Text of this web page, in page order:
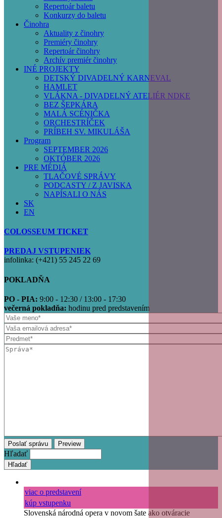
Repertoár baletu
Konkurzy do baletu
Činohra
Aktuality z činohry
Premiéry činohry
Repertoár činohry
Archív premiér činohry
INÉ PROJEKTY
DETSKÝ DIVADELNÝ KARNEVAL
HAMLET
VLÁKNA - DIVADELNÝ ATELIÉR NDKE
BEZ ŠEPKÁRA
MALÁ SCÉNIČKA
ORCHESTRÍČEK
PRÍBEH SV. MIKULÁŠA
Program
SEPTEMBER 2026
OKTÓBER 2026
PRE MÉDIÁ
TLAČOVÉ SPRÁVY
PODCASTY / Z JAVISKA
NAPÍSALI O NÁS
SK
EN
COLOSSEUM TICKET
PREDAJ VSTUPENIEK
infolinka: (+421) 55 245 22 69
POKLADŇA
PO - PIA: 9:00 - 12:30 / 13:00 - 17:30
večerná pokladňa: hodinu pred predstavením
Hľadať
viac o predstavení
kúp vstupenku
Slovenská národná opera v novom šate ako otváracie